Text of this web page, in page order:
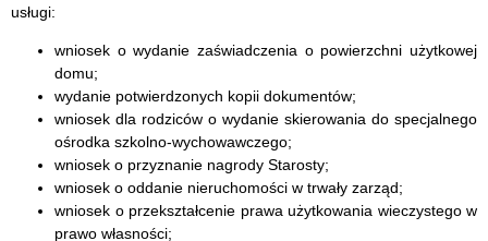
usługi:
wniosek o wydanie zaświadczenia o powierzchni użytkowej
domu;
wydanie potwierdzonych kopii dokumentów;
wniosek dla rodziców o wydanie skierowania do specjalnego
ośrodka szkolno-wychowawczego;
wniosek o przyznanie nagrody Starosty;
wniosek o oddanie nieruchomości w trwały zarząd;
wniosek o przekształcenie prawa użytkowania wieczystego w
prawo własności;